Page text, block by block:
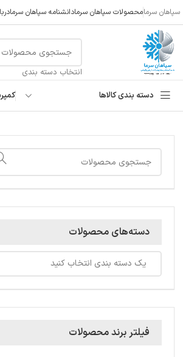
سپاهان سرمامحصولات سپاهان سرمادانشنامه سپاهان سرما
انتخاب دسته بندی
دسته بندی کالاها
دسته‌های محصولات
یک دسته بندی انتخاب کنید
فیلتر برند محصولات